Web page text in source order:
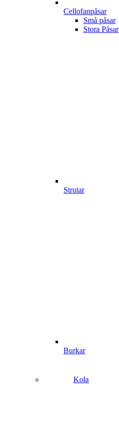
Cellofanpåsar
Små påsar
Stora Påsar
Strutar
Burkar
Kola